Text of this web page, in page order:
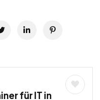
für IT in